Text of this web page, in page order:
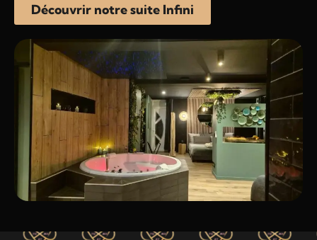
Découvrir notre suite Infini